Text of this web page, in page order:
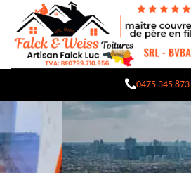
0475 345 873